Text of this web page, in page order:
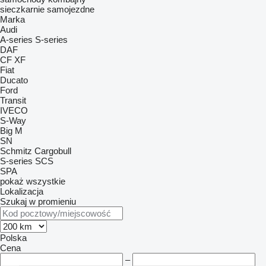
sieczkarnie samojezdne
Marka
Audi
A-series S-series
DAF
CF XF
Fiat
Ducato
Ford
Transit
IVECO
S-Way
Big M
SN
Schmitz Cargobull
S-series SCS
SPA
pokaż wszystkie
Lokalizacja
Szukaj w promieniu
Polska
Cena
–